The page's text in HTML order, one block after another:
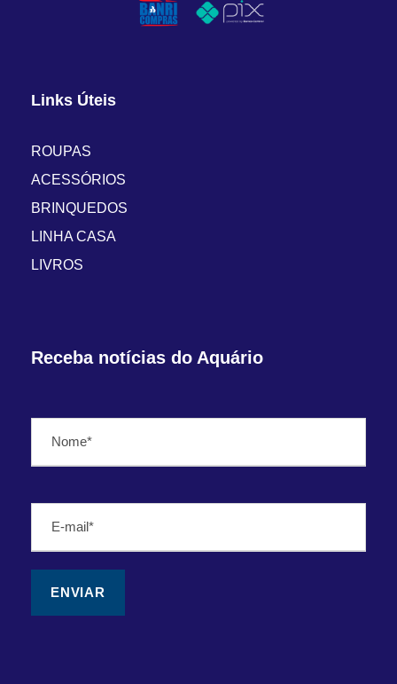
Links Úteis
ROUPAS
ACESSÓRIOS
BRINQUEDOS
LINHA CASA
LIVROS
Receba notícias do Aquário